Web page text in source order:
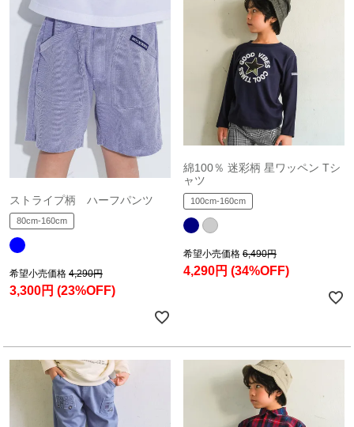
ストライプ柄 ハーフパンツ
80cm-160cm
希望小売価格 4,290円
3,300円 (23%OFF)
綿100％ 迷彩柄 星ワッペン Tシ
ャツ
100cm-160cm
希望小売価格 6,490円
4,290円 (34%OFF)